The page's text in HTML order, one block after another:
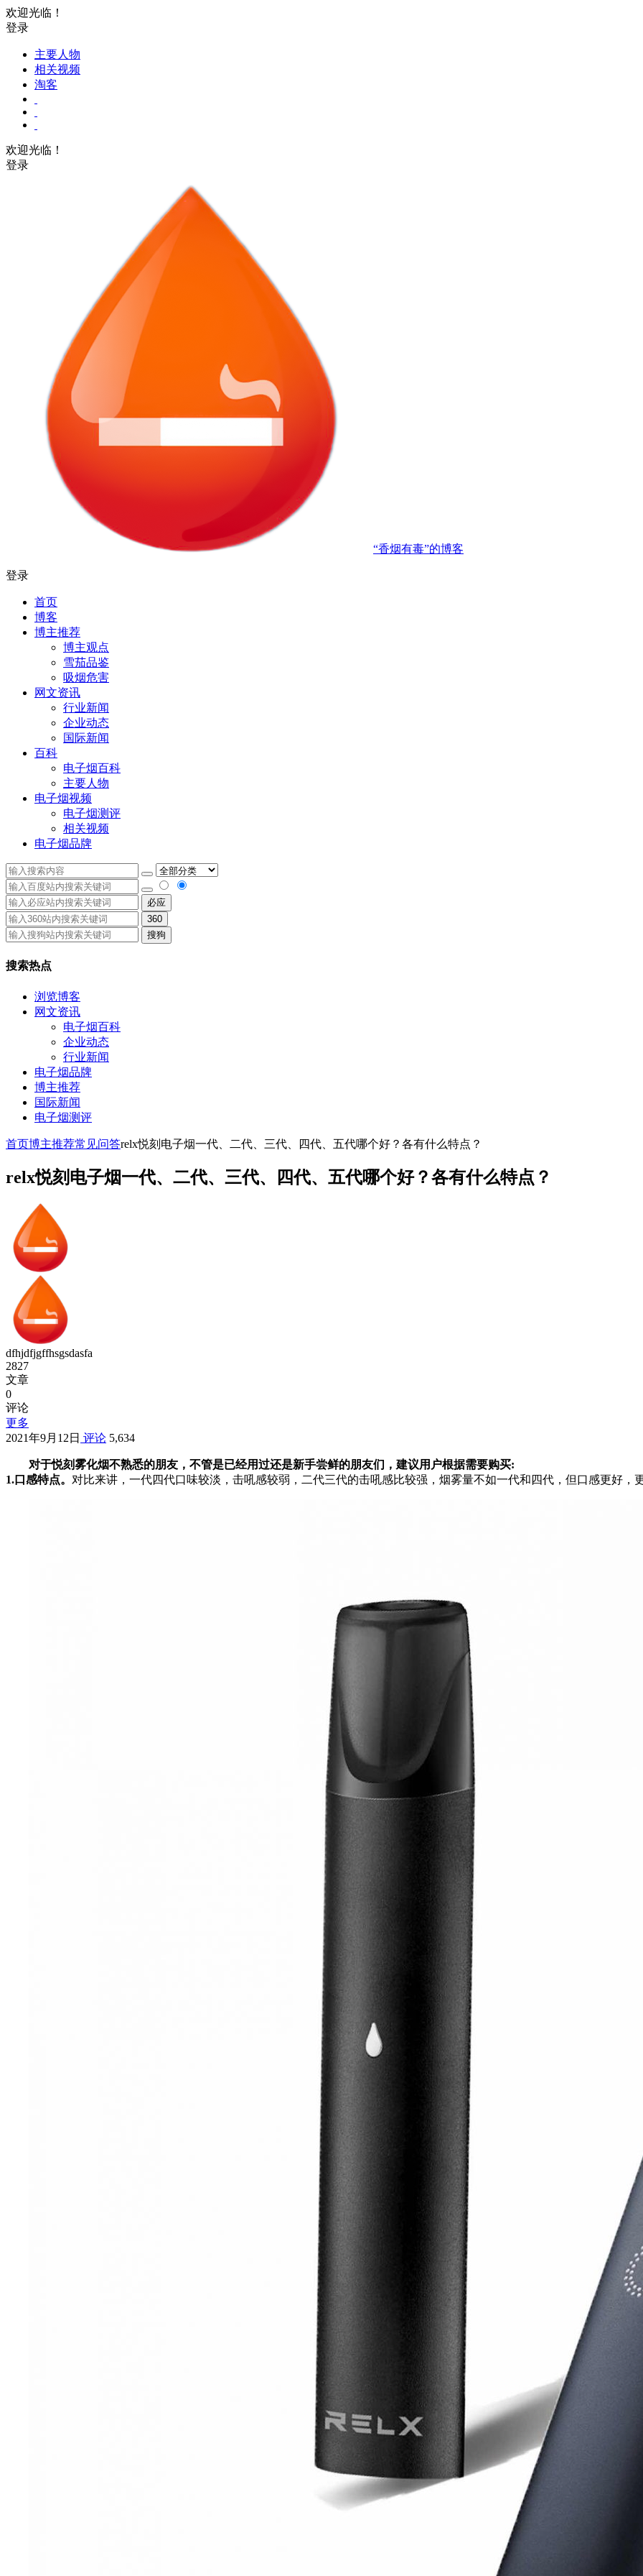
欢迎光临！
登录
主要人物
相关视频
淘客
欢迎光临！
登录
“香烟有毒”的博客
登录
首页
博客
博主推荐
博主观点
雪茄品鉴
吸烟危害
网文资讯
行业新闻
企业动态
国际新闻
百科
电子烟百科
主要人物
电子烟视频
电子烟测评
相关视频
电子烟品牌
必应
360
搜狗
搜索热点
浏览博客
网文资讯
电子烟百科
企业动态
行业新闻
电子烟品牌
博主推荐
国际新闻
电子烟测评
首页博主推荐常见问答relx悦刻电子烟一代、二代、三代、四代、五代哪个好？各有什么特点？
relx悦刻电子烟一代、二代、三代、四代、五代哪个好？各有什么特点？
dfhjdfjgffhsgsdasfa
2827
文章
0
评论
更多
2021年9月12日 评论 5,634
对于悦刻雾化烟不熟悉的朋友，不管是已经用过还是新手尝鲜的朋友们，建议用户根据需要购买:
1.口感特点。 对比来讲，一代四代口味较淡，击吼感较弱，二代三代的击吼感比较强，烟雾量不如一代和四代，但口感更好，